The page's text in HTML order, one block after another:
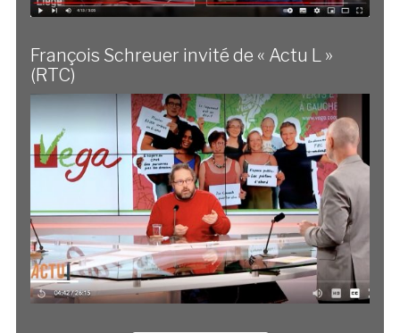
François Schreuer invité de « Actu L »
(RTC)